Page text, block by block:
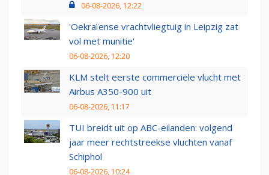
06-08-2026, 12:22
'Oekraïense vrachtvliegtuig in Leipzig zat
vol met munitie'
06-08-2026, 12:20
KLM stelt eerste commerciële vlucht met
Airbus A350-900 uit
06-08-2026, 11:17
TUI breidt uit op ABC-eilanden: volgend
jaar meer rechtstreekse vluchten vanaf
Schiphol
06-08-2026, 10:24